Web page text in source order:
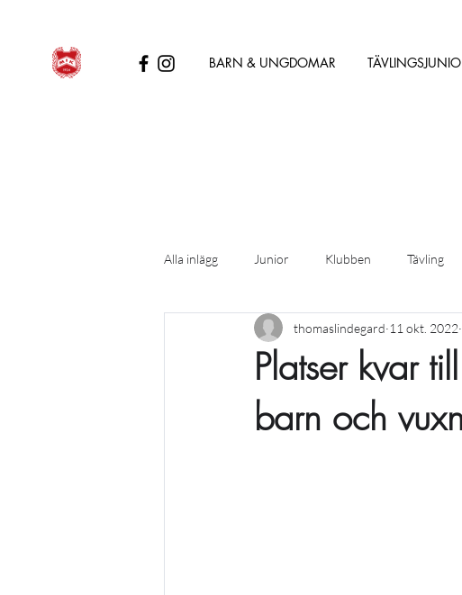
BARN & UNGDOMAR
Alla inlägg Junior Klubben Tävling
Platser kvar
barn och
thomaslindegard 11 okt. 2022